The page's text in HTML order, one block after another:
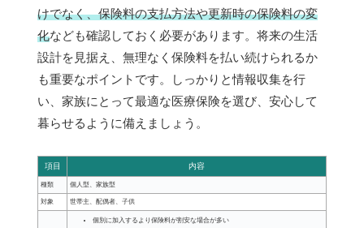
けでなく、保険料の支払方法や更新時の保険料の変
化なども確認しておく必要があります。将来の生活
設計を見据え、無理なく保険料を払い続けられるか
も重要なポイントです。しっかりと情報収集を行
い、家族にとって最適な医療保険を選び、安心して
暮らせるように備えましょう。
項目 内容
種類 個人型、家族型
対象 世帯主、配偶者、子供
個別に加入するより保険料が割安な場合が多い